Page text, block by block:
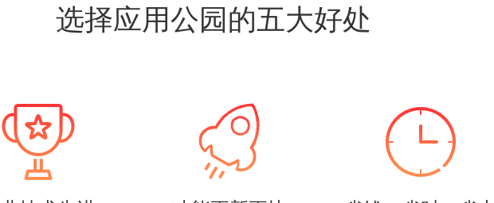
选择应用公园的五大好处